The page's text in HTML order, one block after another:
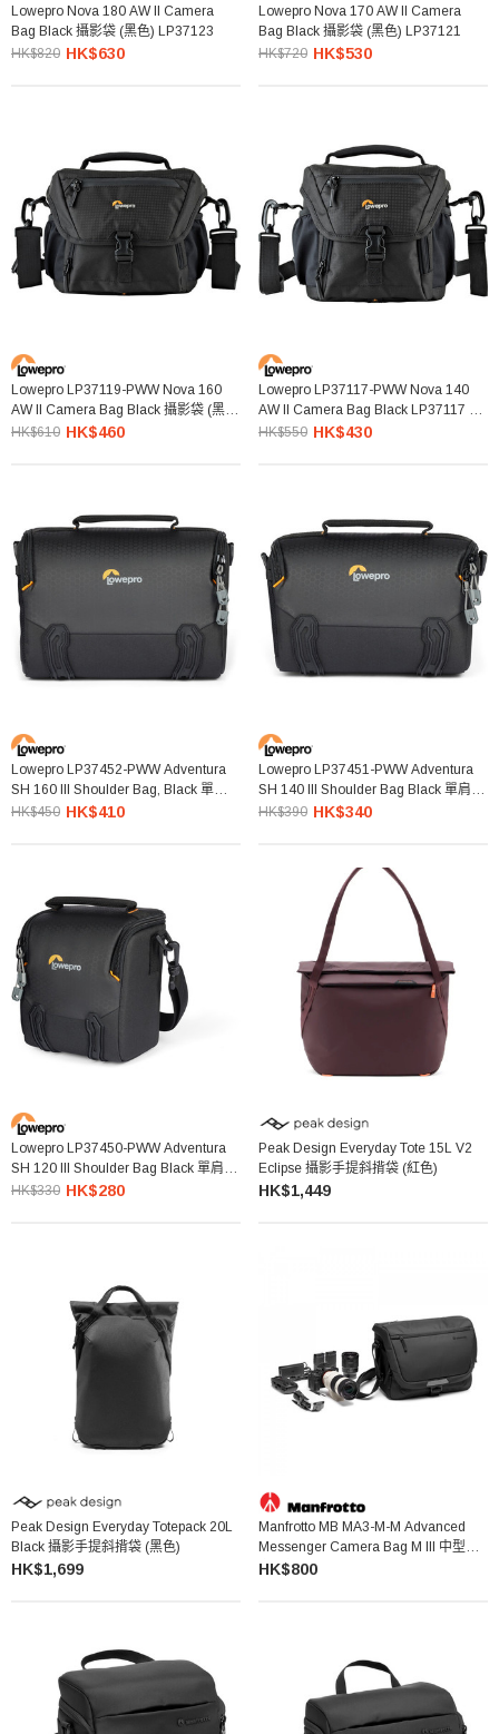
Lowepro Nova 180 AW II Camera
Bag Black 攝影袋 (黑色) LP37123
HK$820 HK$630
Lowepro Nova 170 AW II Camera
Bag Black 攝影袋 (黑色) LP37121
HK$720 HK$530
Lowepro LP37119-PWW Nova 160
AW II Camera Bag Black 攝影袋 (黑
色)
HK$610 HK$460
Lowepro LP37117-PWW Nova 140
AW II Camera Bag Black LP37117 攝
影袋 (黑色)
HK$550 HK$430
Lowepro LP37452-PWW Adventura
SH 160 III Shoulder Bag, Black 單肩相
機袋 (黑色)
HK$450 HK$410
Lowepro LP37451-PWW Adventura
SH 140 III Shoulder Bag Black 單肩相
機袋 (黑色)
HK$390 HK$340
Lowepro LP37450-PWW Adventura
SH 120 III Shoulder Bag Black 單肩相
機袋 (黑色)
HK$330 HK$280
Peak Design Everyday Tote 15L V2
Eclipse 攝影手提斜揹袋 (紅色)
HK$1,449
Peak Design Everyday Totepack 20L
Black 攝影手提斜揹袋 (黑色)
HK$1,699
Manfrotto MB MA3-M-M Advanced
Messenger Camera Bag M III 中型單
肩相機袋
HK$800